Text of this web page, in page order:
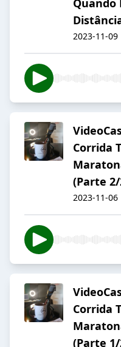
Quando
2023-11-09
Corrida
(Parte
2023-11-06
Corrida
(Parte